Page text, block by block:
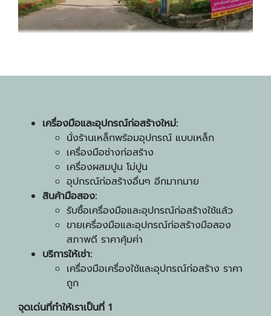
เครื่องมือและอุปกรณ์ก่อสร้างใหม่:
นั่งร้านเหล็กพร้อมอุปกรณ์ แบบเหล็ก
เครื่องมือช่างก่อสร้าง
เครื่องผสมปูน โม่ปูน
อุปกรณ์ก่อสร้างอื่นๆ อีกมากมาย
สินค้ามือสอง:
รับซื้อเครื่องมือและอุปกรณ์ก่อสร้างใช้แล้ว
ขายเครื่องมือและอุปกรณ์ก่อสร้างมือสอง
สภาพดี ราคาคุ้มค่า
บริการให้เช่า:
เครื่องมือเครื่องใช้และอุปกรณ์ก่อสร้าง ราคา
ถูก
จุดเด่นที่ทำให้เราเป็นที่ 1